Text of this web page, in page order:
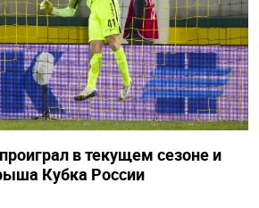
в текущем сезоне и
Кубка России